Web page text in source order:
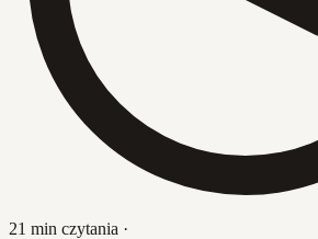
21 min czytania ·